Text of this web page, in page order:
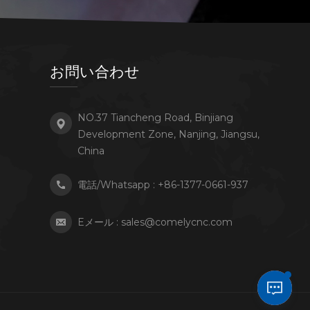
お問い合わせ
NO.37 Tiancheng Road, Binjiang
Development Zone, Nanjing, Jiangsu,
China
電話/Whatsapp : +86-1377-0661-937
Eメール : sales@comelycnc.com